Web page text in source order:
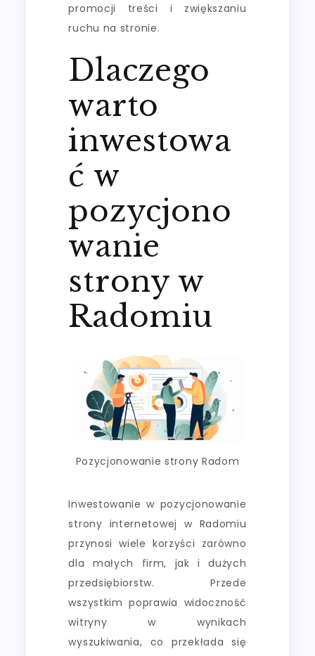
promocji treści i zwiększaniu
ruchu na stronie.
Dlaczego
warto
inwestowa
ć w
pozycjono
wanie
strony w
Radomiu
Pozycjonowanie strony Radom
Inwestowanie w pozycjonowanie
strony internetowej w Radomiu
przynosi wiele korzyści zarówno
dla małych firm, jak i dużych
przedsiębiorstw. Przede
wszystkim poprawia widoczność
witryny w wynikach
wyszukiwania, co przekłada się